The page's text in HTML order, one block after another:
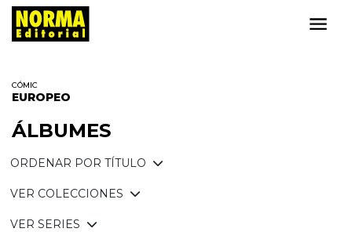
CÓMIC
EUROPEO
ÁLBUMES
ORDENAR POR TÍTULO
VER COLECCIONES
VER SERIES